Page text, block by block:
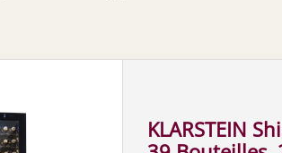
KLARSTEIN